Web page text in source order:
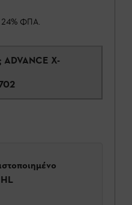
24% ΦΠΑ.
ADVANCE X-